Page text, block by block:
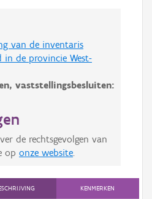
van de inventaris
de provincie West-
vaststellingsbesluiten:
de rechtsgevolgen van
op onze website
KENMERKEN